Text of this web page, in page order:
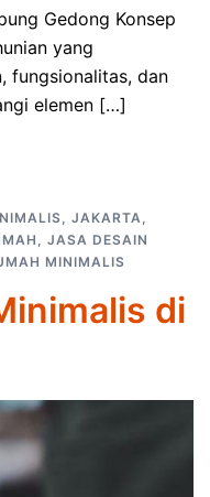
Gedong Konsep
yang
fungsionalitas, dan
elemen […]
, JAKARTA,
, JASA DESAIN
MINIMALIS
di